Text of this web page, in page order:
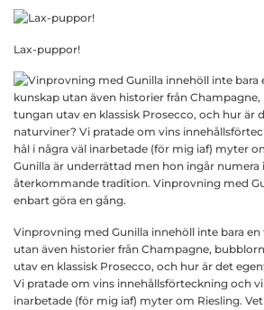
Lax-puppor!
Vinprovning med Gunilla innehöll inte bara en
utan även historier från Champagne,
utav en klassisk Prosecco, och hur är det
Vi pratade om vins innehållsförteckning och
inarbetade (för mig iaf) myter om Riesling.